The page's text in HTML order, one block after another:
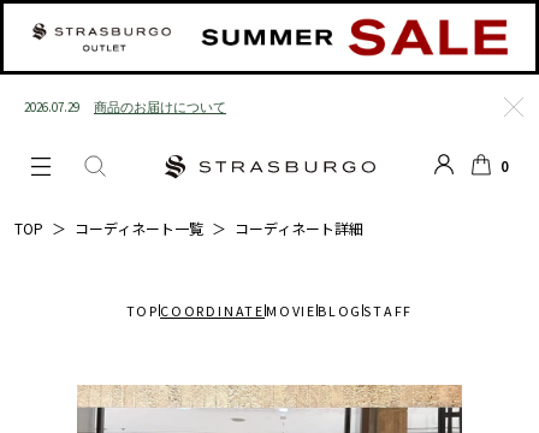
2026.07.29 商品のお届けについて
る
0
TOP ＞ コーディネート一覧 ＞ コーディネート詳細
TOP COORDINATE MOVIE BLOG STAFF